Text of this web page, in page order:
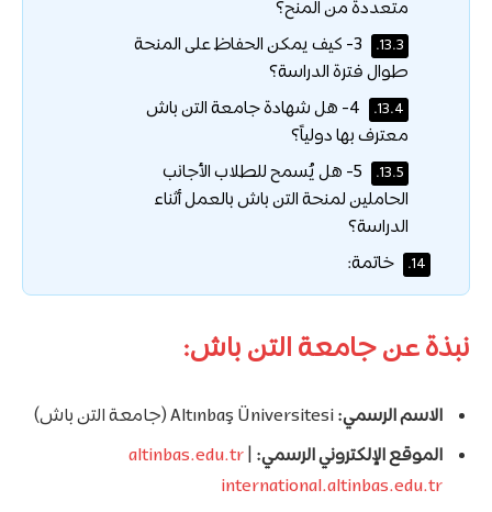
متعددة من المنح؟
13.3.
3- كيف يمكن الحفاظ على المنحة
طوال فترة الدراسة؟
13.4.
4- هل شهادة جامعة التن باش
معترف بها دولياً؟
13.5.
5- هل يُسمح للطلاب الأجانب
الحاملين لمنحة التن باش بالعمل أثناء
الدراسة؟
14. خاتمة:
نبذة عن جامعة التن باش:
الاسم الرسمي:
الموقع الإلكتروني الرسمي: altinbas.edu.tr|
international.altinbas.edu.tr